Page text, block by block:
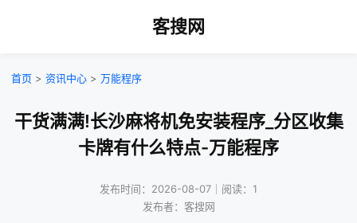
客搜网
首页 > 资讯中心 > 万能程序
干货满满!长沙麻将机免安装程序_分区收集
卡牌有什么特点-万能程序
发布时间：2026-08-07｜阅读：1
发布者：客搜网